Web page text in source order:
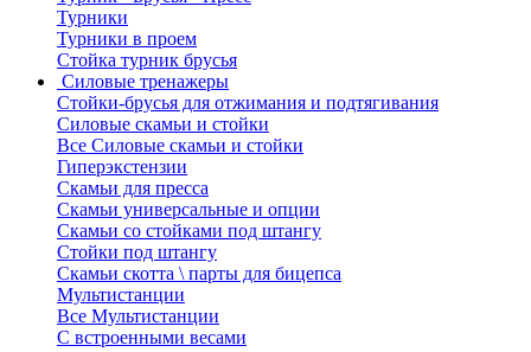
Турники
Турники в проем
Стойка турник брусья
Силовые тренажеры
Стойки-брусья для отжимания и подтягивания
Силовые скамьи и стойки
Все Силовые скамьи и стойки
Гиперэкстензии
Скамьи для пресса
Скамьи универсальные и опции
Скамьи со стойками под штангу
Стойки под штангу
Скамьи скотта \ парты для бицепса
Мультистанции
Все Мультистанции
С встроенными весами